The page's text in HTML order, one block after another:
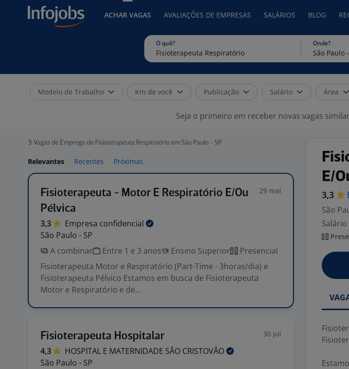
ACHAR VAGAS AVALIAÇÕES DE EMPRESAS SALÁRIOS BLOG
O quê? Onde?
Modelo de Trabalho Km de você Publicação Salário Área
Seja o primeiro em receber novas vagas
3 Vagas de Emprego de Fisioterapeuta Respiratório em São Paulo - SP
Relevantes Recentes Próximas
Fisioterapeuta - Motor E Respiratório E/Ou
Pélvica
29 mai
3,3 Empresa confidencial
São Paulo - SP
A combinar
Entre 1 e 3 anos Ensino Superior
Presencial
Fisioterapeuta Motor e Respiratório (Part-Time - 3horas/dia) e
Fisioterapeuta Pélvico Estamos em busca de Fisioterapeuta
Motor e Respiratório e de...
Fisioterapeuta Hospitalar 30 jul
4,3 HOSPITAL E MATERNIDADE SÃO CRISTOVÃO
São Paulo - SP
E/
3,3
São